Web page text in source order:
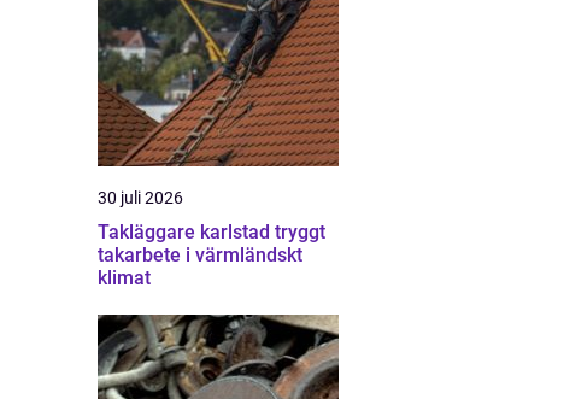
30 juli 2026
Takläggare karlstad tryggt
takarbete i värmländskt
klimat